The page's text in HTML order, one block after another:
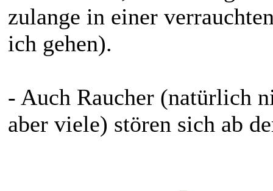
zulange in einer
ich gehen).
- Auch Raucher (natürlich
aber viele) stören sich ab